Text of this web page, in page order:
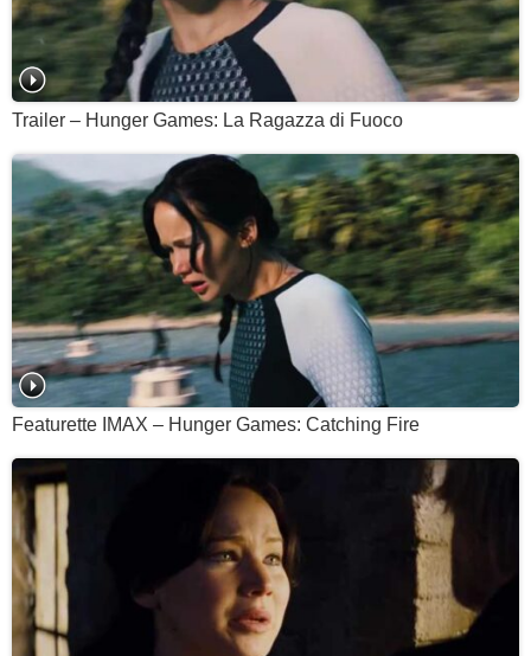
Trailer – Hunger Games: La Ragazza di Fuoco
Featurette IMAX – Hunger Games: Catching Fire